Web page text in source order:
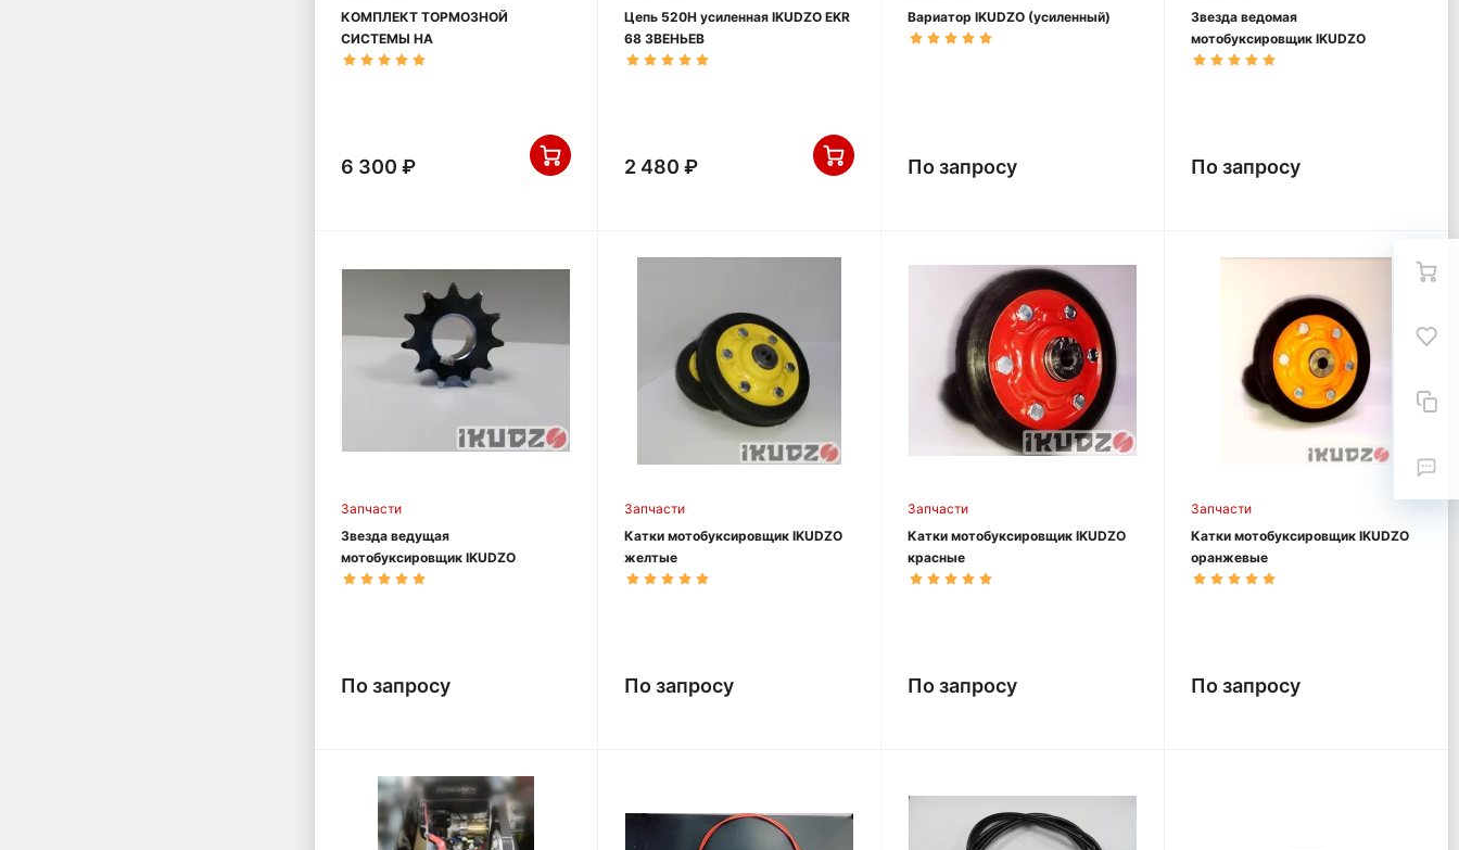
КОМПЛЕКТ ТОРМОЗНОЙ
СИСТЕМЫ НА
МОТОБУКСИРОВЩИК IKUDZO
6 300 ₽
Цепь 520H усиленная IKUDZO EKR
68 ЗВЕНЬЕВ
2 480 ₽
Вариатор IKUDZO (усиленный)
По запросу
Звезда ведомая
мотобуксировщик IKUDZO
По запросу
Запчасти
Звезда ведущая
мотобуксировщик IKUDZO
По запросу
Запчасти
Катки мотобуксировщик IKUDZO
желтые
По запросу
Запчасти
Катки мотобуксировщик IKUDZO
красные
По запросу
Запчасти
Катки мотобуксировщик IKUDZO
оранжевые
По запросу